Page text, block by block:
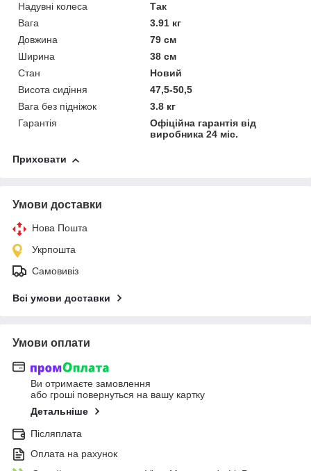
Надувні колеса
Так
Вага
3.91 кг
Довжина
79 см
Ширина
38 см
Стан
Новий
Висота сидіння
47,5-50,5
Вага без підніжок
3.8 кг
Гарантія
Офіційна гарантія від
виробника 24 міс.
Приховати
Умови доставки
Нова Пошта
Укрпошта
Самовивіз
Всі умови доставки
Умови оплати
Ви отримаєте замовлення
або гроші повернуться на вашу картку
Детальніше
Післяплата
Оплата на рахунок